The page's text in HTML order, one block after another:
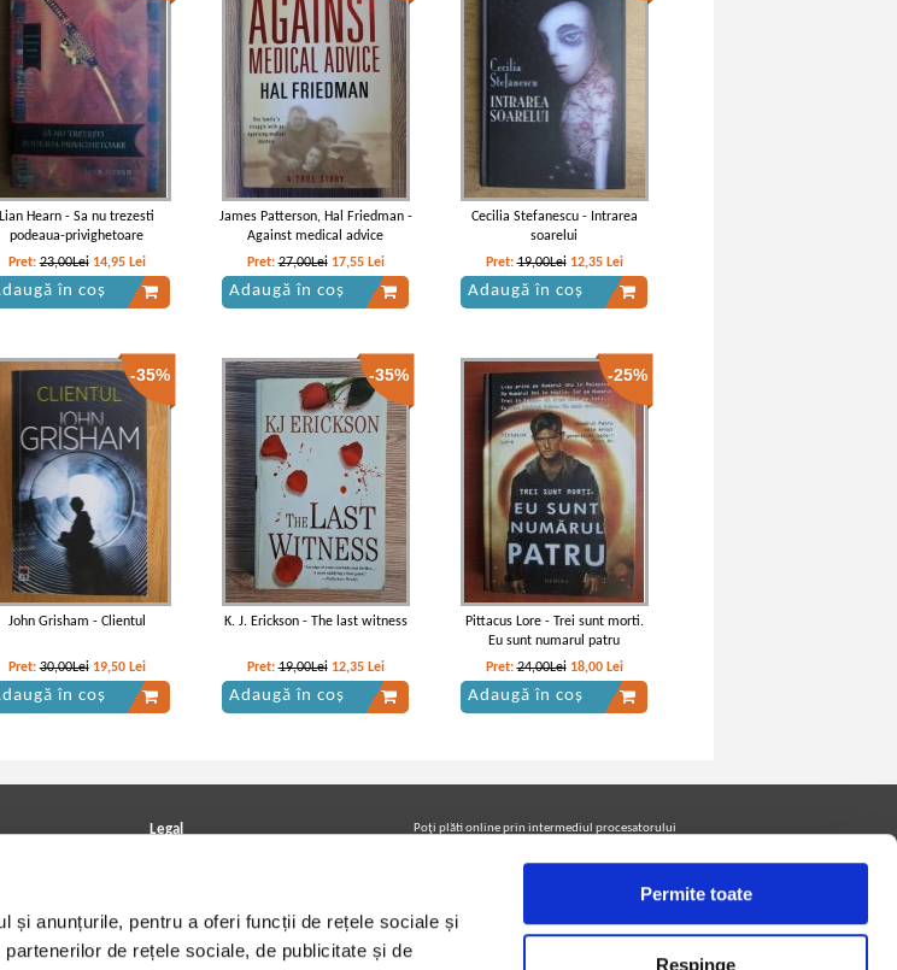
și anunțurile, pentru a oferi funcții de rețele sociale și
de rețele sociale, de publicitate și de
Permite toate
Respinge
Lian Hearn - Sa nu trezesti
podeaua-privighetoare
Pret:23,00Lei 14,95 Lei
în coș
James Patterson, Hal Friedman -
Against medical advice
Pret:27,00Lei 17,55 Lei
Adaugă în coș
Cecilia Stefanescu - Intrarea
soarelui
Pret:19,00Lei 12,35 Lei
Adaugă în coș
-35%
John Grisham - Clientul
Pret:30,00Lei 19,50 Lei
în coș
-35%
K. J. Erickson - The last witness
Pret:19,00Lei 12,35 Lei
Adaugă în coș
-25%
Pittacus Lore - Trei sunt morti.
Eu sunt numarul patru
Pret:24,00Lei 18,00 Lei
Adaugă în coș
Legal
Termeni si conditii
Utilizare cookie-uri
Poţi plăti online prin intermediul procesatorului
Urmăreşte-ne pe facebook pentru a fi la curent cu